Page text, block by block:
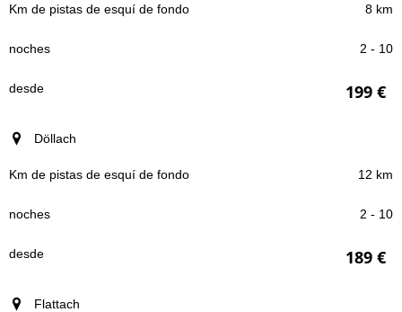
Km de pistas de esquí de fondo 8 km
2 - 10
199 €
Döllach
12 km
2 - 10
189 €
Flattach